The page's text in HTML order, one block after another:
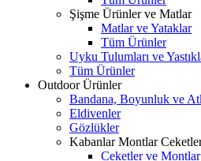
Şişme Ürünler ve Matlar
Matlar ve Yataklar
Tüm Ürünler
Uyku Tulumları ve
Tüm Ürünler
Outdoor Ürünler
Bandana, Boyunluk ve
Eldivenler
Gözlükler
Kabanlar Montlar
Ceketler ve Montlar